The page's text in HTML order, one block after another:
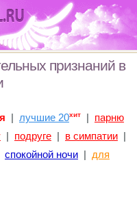
признаний в
| лучшие 20хит| парню
| подруге| в симпатии|
спокойной ночи| для